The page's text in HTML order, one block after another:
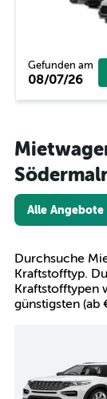
Gefunden am
08/07/26
Alle Angebote
Durchsuche
Kraftstofftyp.
Kraftstofftypen
günstigsten (ab